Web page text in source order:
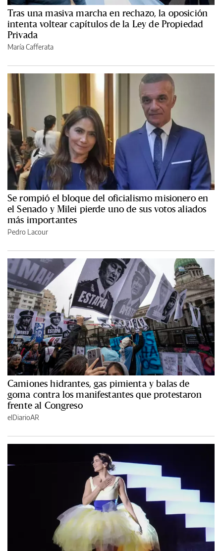
Tras una masiva marcha en rechazo, la oposición
intenta voltear capítulos de la Ley de Propiedad
Privada
María Cafferata
Se rompió el bloque del oficialismo misionero en
el Senado y Milei pierde uno de sus votos aliados
más importantes
Pedro Lacour
Camiones hidrantes, gas pimienta y balas de
goma contra los manifestantes que protestaron
frente al Congreso
elDiarioAR